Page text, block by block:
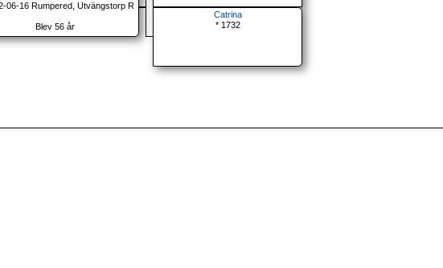
06-16 Rumpered, Utvängstorp R
Blev 56 år
Catrina
* 1732